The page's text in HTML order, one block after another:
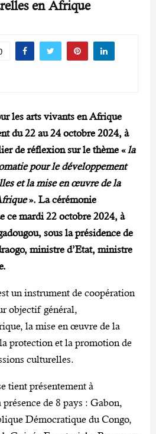
en Afrique
les arts vivants en Afrique
du 22 au 24 octobre 2024, à
de réflexion sur le thème « la
pour le développement
et la mise en œuvre de la
». La cérémonie
ce mardi 22 octobre 2024, à
sous la présidence de
ministre d’Etat, ministre
un instrument de coopération
objectif général,
la mise en œuvre de la
protection et la promotion de
culturelles.
tient présentement à
de 8 pays : Gabon,
Démocratique du Congo,